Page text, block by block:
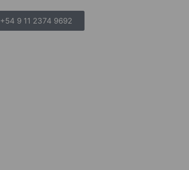
+54 9 11 2374 9692